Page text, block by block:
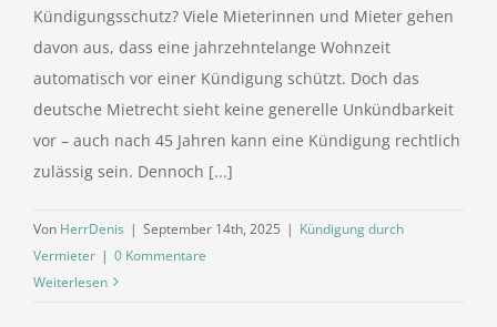
Kündigungsschutz? Viele Mieterinnen und Mieter gehen
davon aus, dass eine jahrzehntelange Wohnzeit
automatisch vor einer Kündigung schützt. Doch das
deutsche Mietrecht sieht keine generelle Unkündbarkeit
vor – auch nach 45 Jahren kann eine Kündigung rechtlich
zulässig sein. Dennoch [...]
Von HerrDenis | September 14th, 2025 | Kündigung durch
Vermieter | 0 Kommentare
Weiterlesen